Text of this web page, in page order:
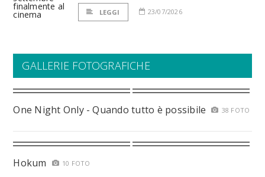
LEGGI 23/07/2026
GALLERIE FOTOGRAFICHE
One Night Only - Quando tutto è possibile 38 FOTO
Hokum 10 FOTO